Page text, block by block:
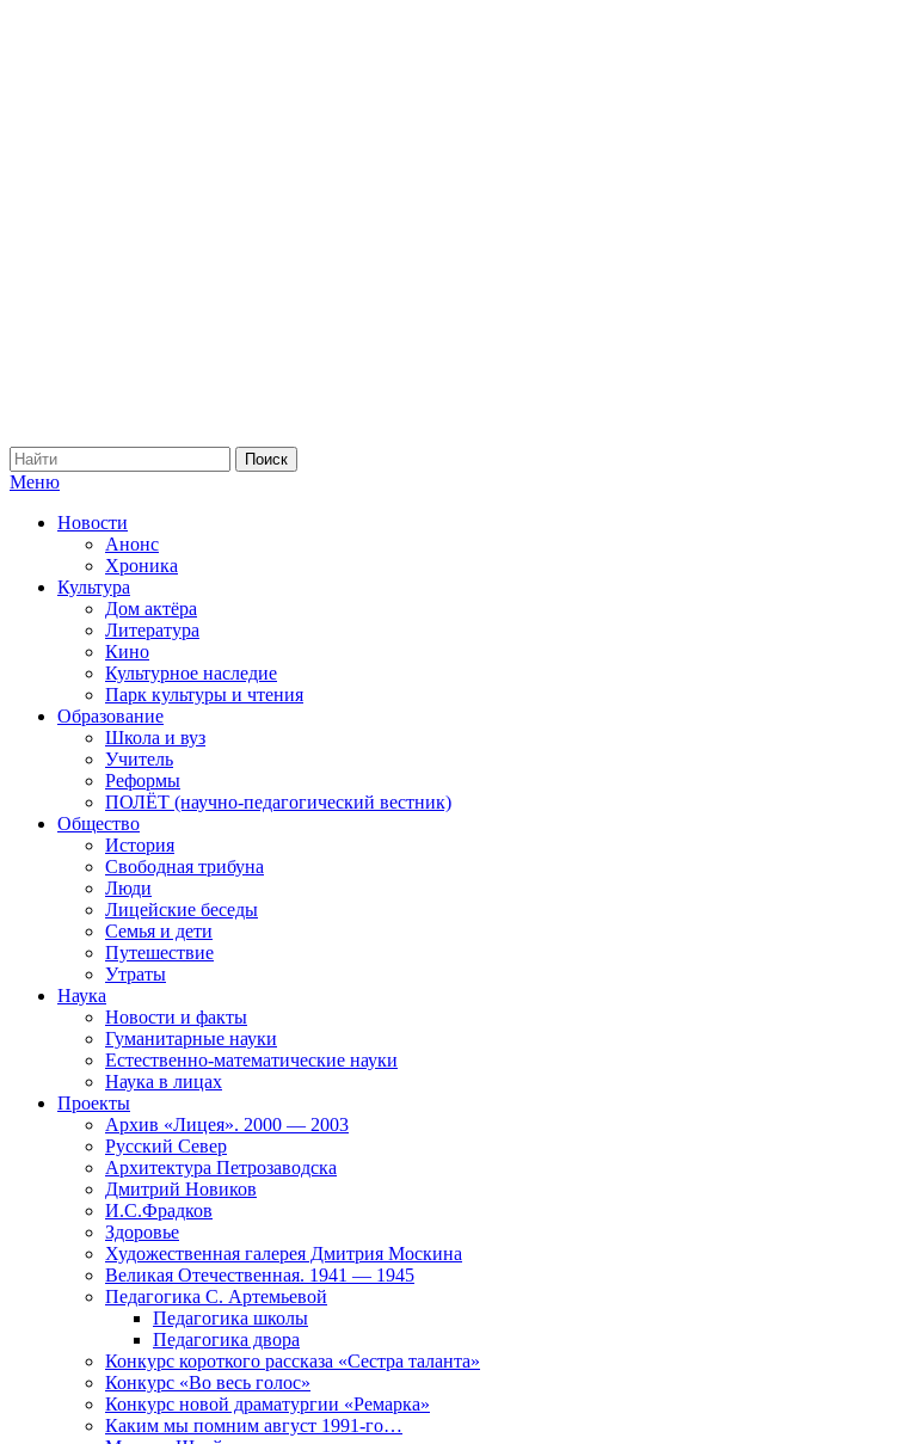
Меню
Новости
Анонс
Хроника
Культура
Дом актёра
Литература
Кино
Культурное наследие
Парк культуры и чтения
Образование
Школа и вуз
Учитель
Реформы
ПОЛЁТ (научно-педагогический вестник)
Общество
История
Свободная трибуна
Люди
Лицейские беседы
Семья и дети
Путешествие
Утраты
Наука
Новости и факты
Гуманитарные науки
Естественно-математические науки
Наука в лицах
Проекты
Архив «Лицея». 2000 — 2003
Русский Север
Архитектура Петрозаводска
Дмитрий Новиков
И.С.Фрадков
Здоровье
Художественная галерея Дмитрия Москина
Великая Отечественная. 1941 — 1945
Педагогика С. Артемьевой
Педагогика школы
Педагогика двора
Конкурс короткого рассказа «Сестра таланта»
Конкурс «Во весь голос»
Конкурс новой драматургии «Ремарка»
Каким мы помним август 1991-го…